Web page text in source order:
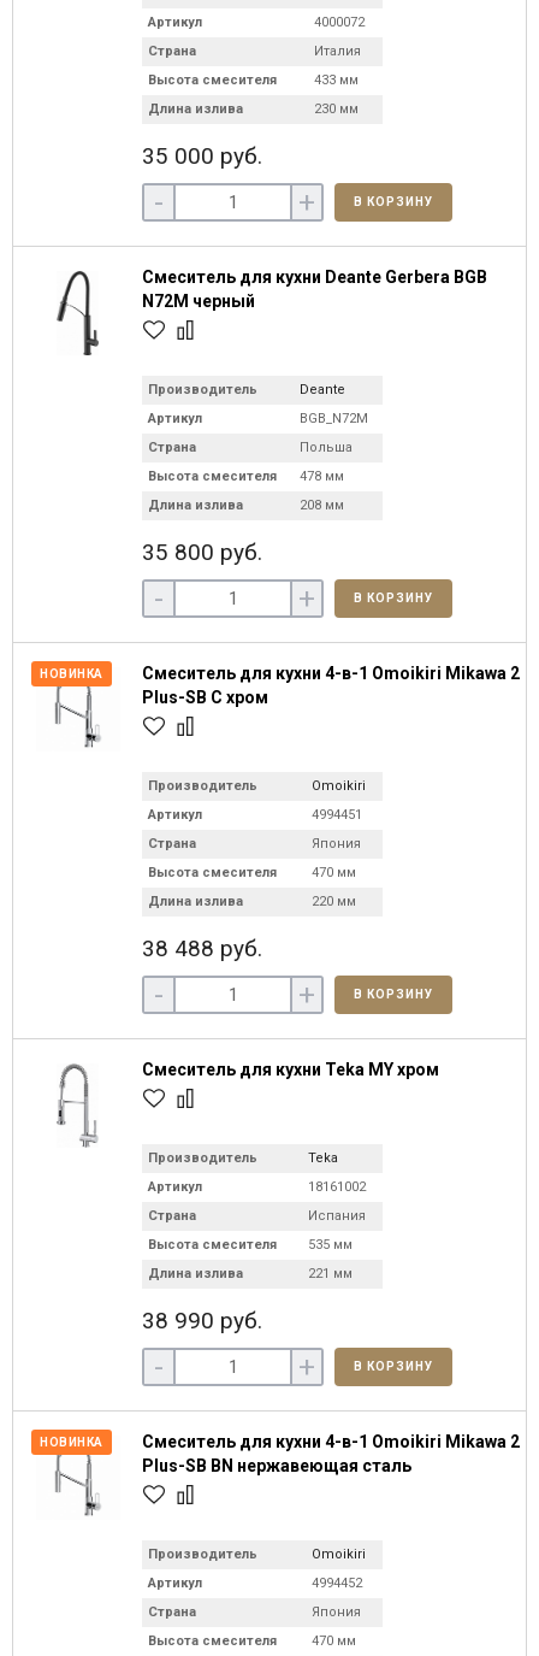
Артикул
4000072
Страна
Италия
Высота смесителя
433 мм
Длина излива
230 мм
35 000 руб.
- + В КОРЗИНУ
Смеситель для кухни Deante Gerbera BGB
N72M черный
Производитель
Deante
Артикул
BGB_N72M
Страна
Польша
Высота смесителя
478 мм
Длина излива
208 мм
35 800 руб.
- + В КОРЗИНУ
НОВИНКА
Смеситель для кухни 4-в-1 Omoikiri Mikawa 2
Plus-SB C хром
Производитель
Omoikiri
Артикул
4994451
Страна
Япония
Высота смесителя
470 мм
Длина излива
220 мм
38 488 руб.
- + В КОРЗИНУ
Смеситель для кухни Teka MY хром
Производитель
Teka
Артикул
18161002
Страна
Испания
Высота смесителя
535 мм
Длина излива
221 мм
38 990 руб.
- + В КОРЗИНУ
НОВИНКА
Смеситель для кухни 4-в-1 Omoikiri Mikawa 2
Plus-SB BN нержавеющая сталь
Производитель
Omoikiri
Артикул
4994452
Страна
Япония
Высота смесителя
470 мм